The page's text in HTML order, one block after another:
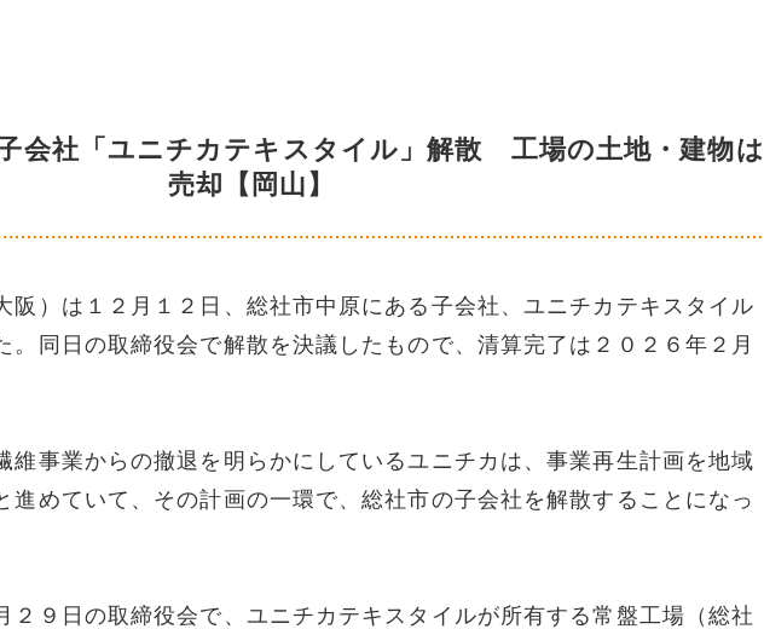
会社「ユニチカテキスタイル」解散 工場の土地・建物は
売却【岡山】
阪）は１２月１２日、総社市中原にある子会社、ユニチカテキスタイル
。同日の取締役会で解散を決議したもので、清算完了は２０２６年２月
維事業からの撤退を明らかにしているユニチカは、事業再生計画を地域
進めていて、その計画の一環で、総社市の子会社を解散することになっ
２９日の取締役会で、ユニチカテキスタイルが所有する常盤工場（総社